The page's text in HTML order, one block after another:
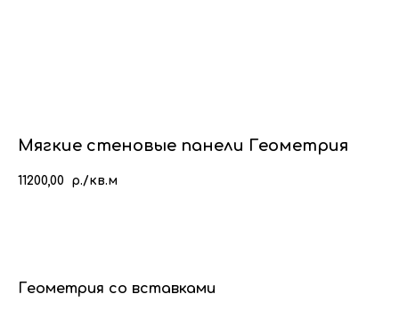
Мягкие стеновые панели Геометрия
11200,00 р./кв.м
Геометрия со вставками